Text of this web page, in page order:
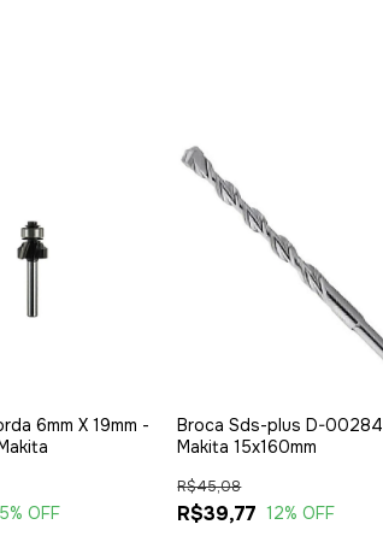
6mm X 19mm -
% OFF
Broca Sds-plus D-00284
Makita 15x160mm
R$39,77
R$45,08
12% OFF